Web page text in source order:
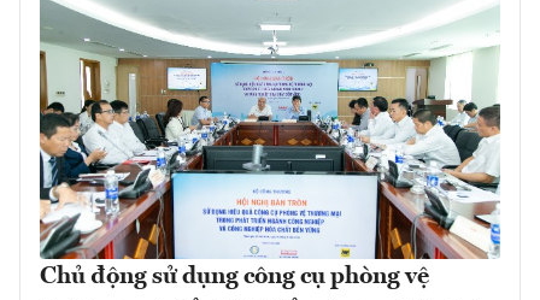
Chủ động sử dụng công cụ phòng vệ